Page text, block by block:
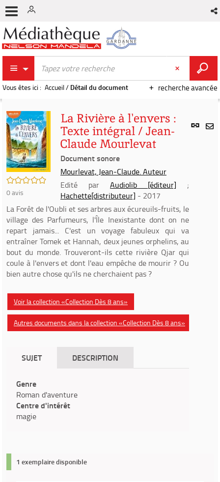
recherche avancée
Vous êtes ici : Accueil/ Détail du document
Lien
/5
0avis
La Rivière à l'envers :
Texte intégral / Jean-
Claude Mourlevat
Document sonore
Mourlevat, Jean-Claude. Auteur
Edité par Audiolib [éditeur] ;
Hachette[distributeur] - 2017
La Forêt de l'Oubli et ses arbres aux écureuils-fruits, le
village des Parfumeurs, l'Île Inexistante dont on ne
repart jamais... C'est un voyage fabuleux qui va
entraîner Tomek et Hannah, deux jeunes orphelins, au
bout du monde. Trouveront-ils cette rivière Qjar qui
coule à l'envers et dont l'eau empêche de mourir ? Ou
bien autre chose qu'ils ne cherchaient pas ?
Voir la collection «Collection Dès 8 ans»
Autres documents dans la collection «Collection Dès 8 ans»
SUJET DESCRIPTION
Genre
Roman d'aventure
Centre d'intérêt
magie
1 exemplaire disponible